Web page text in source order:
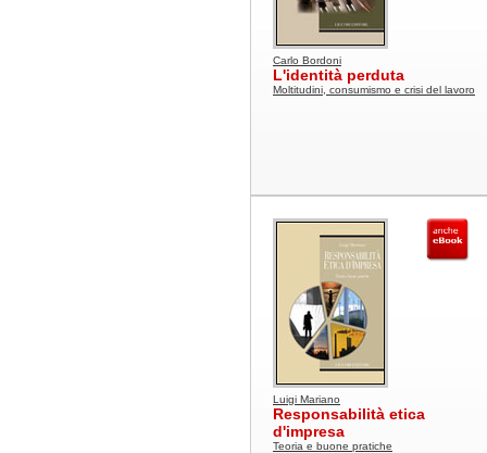
Carlo Bordoni
L'identità perduta
Moltitudini, consumismo e crisi del lavoro
Luigi Mariano
Responsabilità etica
d'impresa
Teoria e buone pratiche